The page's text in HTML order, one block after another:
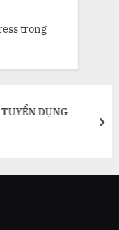
trong
DỤNG